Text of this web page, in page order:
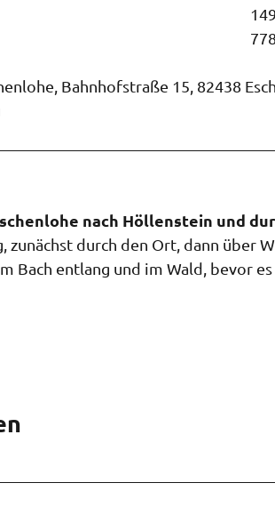
Bahnhofstraße 15, 82438
nach Höllenstein und
zunächst durch den Ort, dann über
Bach entlang und im Wald, bevor